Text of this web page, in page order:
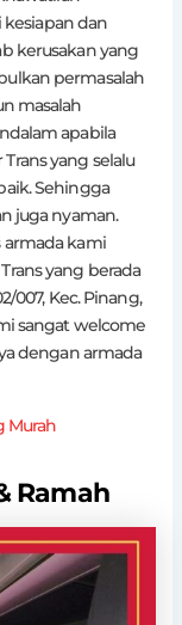
dan
kerusakan yang
permasalah
masalah
apabila
yang selalu
Sehingga
juga nyaman.
kami
yang berada
007, Kec. Pinang,
sangat welcome
dengan armada
Murah
Ramah